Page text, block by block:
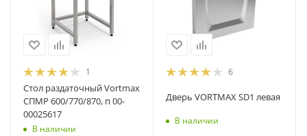
1
Стол раздаточный Vortmax
СПМР 600/770/870, п 00-
00025617
В наличии
6
Дверь VORTMAX SD1 левая
В наличии